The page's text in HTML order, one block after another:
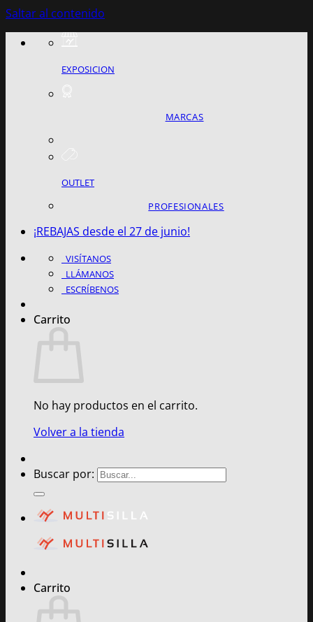
Saltar al contenido
EXPOSICION
MARCAS
OUTLET
PROFESIONALES
¡REBAJAS desde el 27 de junio!
VISÍTANOS
LLÁMANOS
ESCRÍBENOS
Carrito
No hay productos en el carrito.
Volver a la tienda
Buscar por:
Carrito